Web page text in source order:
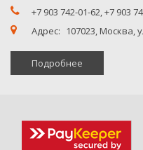
+7 903 742-01-62,+7 903
Адрес: 107023, Москва,
Подробнее